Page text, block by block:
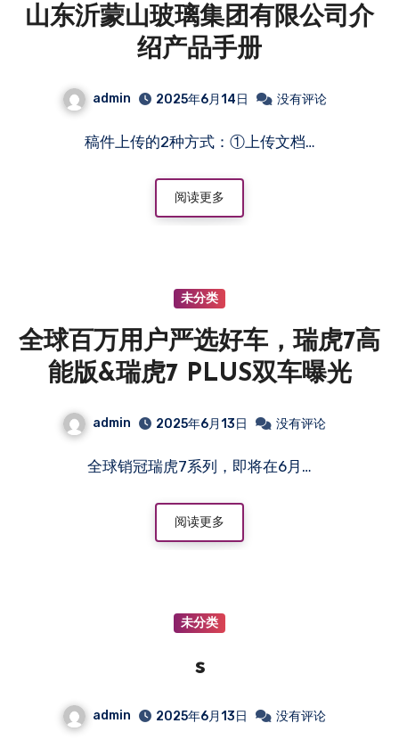
山东沂蒙山玻璃集团有限公司介
绍产品手册
admin 2025年6月14日 没有评论
稿件上传的2种方式：①上传文档…
阅读更多
未分类
全球百万用户严选好车，瑞虎7高
能版&瑞虎7 PLUS双车曝光
admin 2025年6月13日 没有评论
全球销冠瑞虎7系列，即将在6月…
阅读更多
未分类
s
admin 2025年6月13日 没有评论